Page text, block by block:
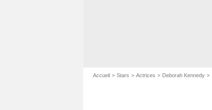
Accueil Stars Actrices Deborah Kennedy